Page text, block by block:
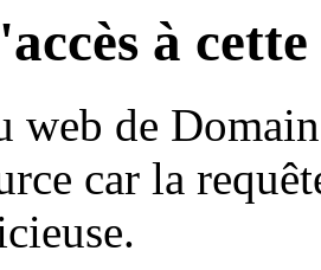
à
web de
car la